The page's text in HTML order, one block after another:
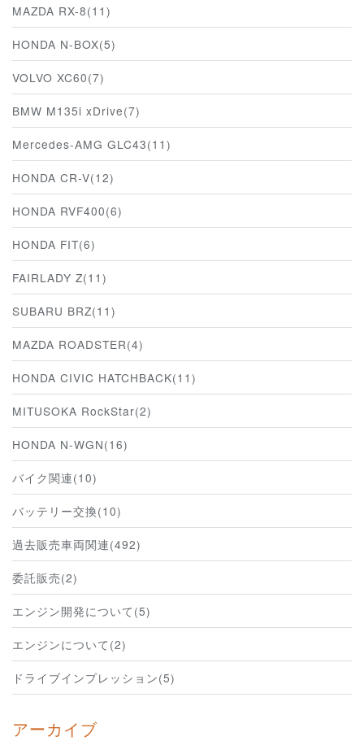
MAZDA RX-8(11)
HONDA N-BOX(5)
VOLVO XC60(7)
BMW M135i xDrive(7)
Mercedes-AMG GLC43(11)
HONDA CR-V(12)
HONDA RVF400(6)
HONDA FIT(6)
FAIRLADY Z(11)
SUBARU BRZ(11)
MAZDA ROADSTER(4)
HONDA CIVIC HATCHBACK(11)
MITUSOKA RockStar(2)
HONDA N-WGN(16)
バイク関連(10)
バッテリー交換(10)
過去販売車両関連(492)
委託販売(2)
エンジン開発について(5)
エンジンについて(2)
ドライブインプレッション(5)
アーカイブ